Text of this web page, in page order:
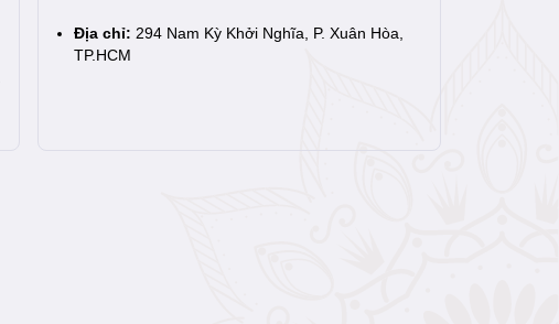
Địa chỉ: 294 Nam Kỳ Khởi Nghĩa, P. Xuân Hòa,
TP.HCM